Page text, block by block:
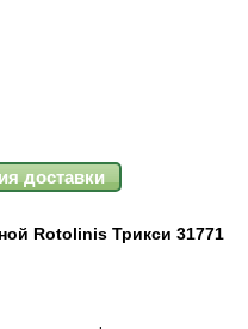
Rotolinis Трикси 31771